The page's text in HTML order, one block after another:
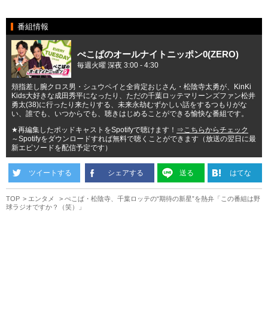
番組情報
ぺこぱのオールナイトニッポン0(ZERO)
毎週火曜 深夜 3:00 - 4:30
頬指差し腕クロス男・シュウペイと全肯定おじさん・松陰寺太勇が、KinKi
Kids大好きな成田秀平になったり、ただの千葉ロッテマリーンズファン松井
勇太(38)に行ったり来たりする、未来永劫むずかしい話をするつもりがな
い、誰でも、いつからでも、聴きはじめることができる愉快な番組です。
★再編集したポッドキャストをSpotifyで聴けます！ ⇒こちらからチェック
～Spotifyをダウンロードすれば無料で聴くことができます（放送の翌日に最
新エピソードを配信予定です）
ツイートする シェアする 送る はてな
TOP エンタメ
ぺこぱ・松陰寺、千葉ロッテの“期待の新星”を熱弁「この番組は野
球ラジオですか？（笑）」